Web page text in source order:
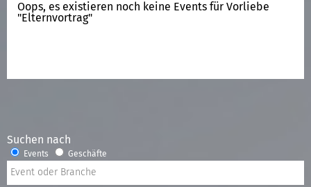
Oops, es existieren noch keine Events für Vorliebe
"Elternvortrag"
Suchen nach
Events Geschäfte